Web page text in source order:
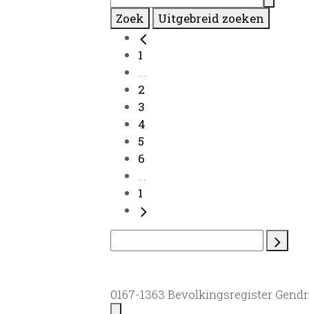
Zoek Uitgebreid zoeken
1
...
2
3
4
5
6
...
1
0167-1363 Bevolkingsregister